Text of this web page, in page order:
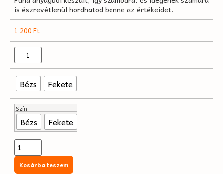
is észrevétlenül hordhatod benne az értékeidet.
1 200Ft
Bézs Fekete
Szín
Bézs Fekete
Kosárba teszem